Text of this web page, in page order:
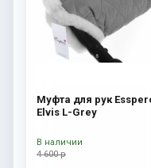
Муфта для рук
Elvis L-Grey
4 600 р
В наличии